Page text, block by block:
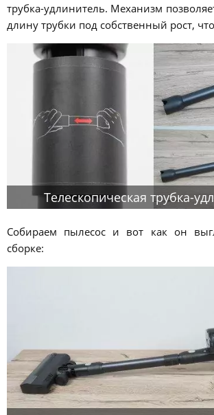
трубка-удлинитель. Механизм
длину трубки под собственный рост,
Телескопическая трубка-
Собираем пылесос и вот как он
сборке: